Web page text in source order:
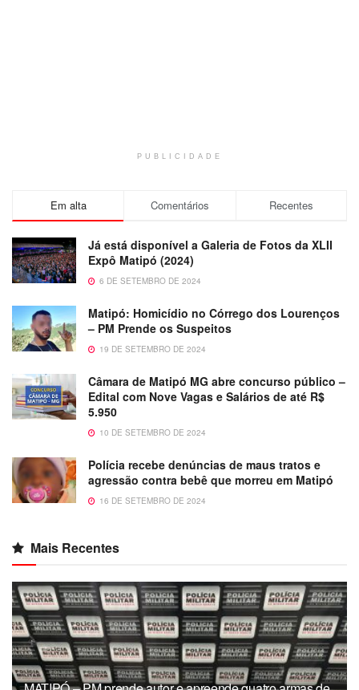
PUBLICIDADE
Em alta Comentários Recentes
Já está disponível a Galeria de Fotos da XLII
Expô Matipó (2024)
6 DE SETEMBRO DE 2024
Matipó: Homicídio no Córrego dos Lourenços
– PM Prende os Suspeitos
19 DE SETEMBRO DE 2024
Câmara de Matipó MG abre concurso público –
Edital com Nove Vagas e Salários de até R$
5.950
10 DE SETEMBRO DE 2024
Polícia recebe denúncias de maus tratos e
agressão contra bebê que morreu em Matipó
16 DE SETEMBRO DE 2024
Mais Recentes